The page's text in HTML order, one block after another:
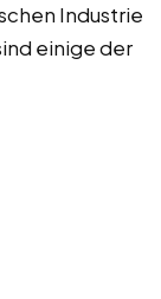
Industrie
einige der